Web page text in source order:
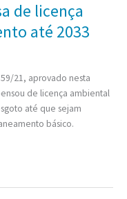
de licença
até 2033
21, aprovado nesta
de licença ambiental
até que sejam
básico.